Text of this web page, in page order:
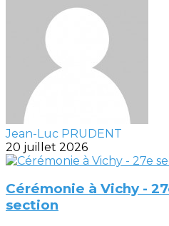
Jean-Luc PRUDENT
20 juillet 2026
Cérémonie à Vichy -
section